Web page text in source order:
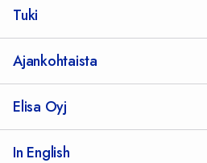
Tuki
Ajankohtaista
Elisa Oyj
In English